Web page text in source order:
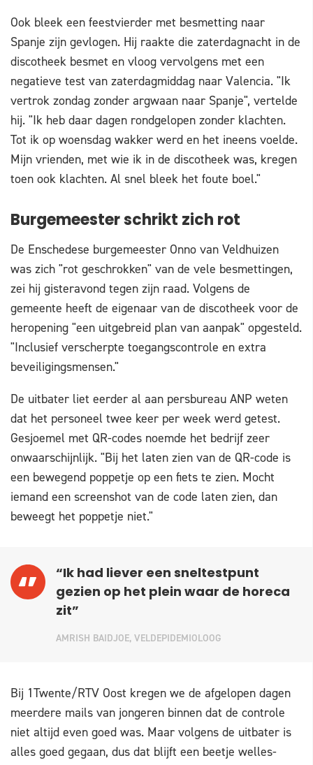
Ook bleek een feestvierder met besmetting naar
Spanje zijn gevlogen. Hij raakte die zaterdagnacht in de
discotheek besmet en vloog vervolgens met een
negatieve test van zaterdagmiddag naar Valencia. "Ik
vertrok zondag zonder argwaan naar Spanje", vertelde
hij. "Ik heb daar dagen rondgelopen zonder klachten.
Tot ik op woensdag wakker werd en het ineens voelde.
Mijn vrienden, met wie ik in de discotheek was, kregen
toen ook klachten. Al snel bleek het foute boel."
Burgemeester schrikt zich rot
De Enschedese burgemeester Onno van Veldhuizen
was zich "rot geschrokken" van de vele besmettingen,
zei hij gisteravond tegen zijn raad. Volgens de
gemeente heeft de eigenaar van de discotheek voor de
heropening "een uitgebreid plan van aanpak" opgesteld.
"Inclusief verscherpte toegangscontrole en extra
beveiligingsmensen."
De uitbater liet eerder al aan persbureau ANP weten
dat het personeel twee keer per week werd getest.
Gesjoemel met QR-codes noemde het bedrijf zeer
onwaarschijnlijk. "Bij het laten zien van de QR-code is
een bewegend poppetje op een fiets te zien. Mocht
iemand een screenshot van de code laten zien, dan
beweegt het poppetje niet."
“Ik had liever een sneltestpunt
gezien op het plein waar de horeca
zit”
AMRISH BAIDJOE, VELDEPIDEMIOLOOG
Bij 1Twente/RTV Oost kregen we de afgelopen dagen
meerdere mails van jongeren binnen dat de controle
niet altijd even goed was. Maar volgens de uitbater is
alles goed gegaan, dus dat blijft een beetje welles-